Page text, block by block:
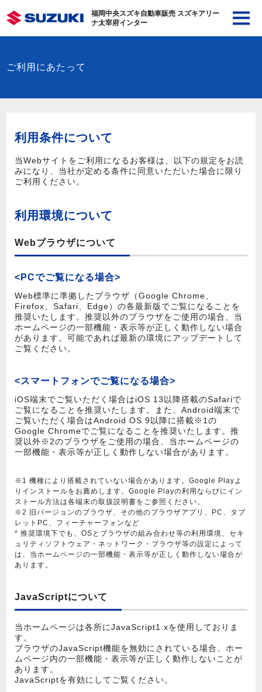
福岡中央スズキ自動車販売 スズキアリー
ナ太宰府インター
ご利用にあたって
利用条件について
当Webサイトをご利用になるお客様は、以下の規定をお読
みになり、当社が定める条件に同意いただいた場合に限り
ご利用ください。
利用環境について
Webブラウザについて
<PCでご覧になる場合>
Web標準に準拠したブラウザ（Google Chrome、
Firefox、Safari、Edge）の各最新版でご覧になることを
推奨いたします。推奨以外のブラウザをご使用の場合、当
ホームページの一部機能・表示等が正しく動作しない場合
があります。可能であれば最新の環境にアップデートして
ご覧ください。
<スマートフォンでご覧になる場合>
iOS端末でご覧いただく場合はiOS 13以降搭載のSafariで
ご覧になることを推奨いたします。また、Android端末で
ご覧いただく場合はAndroid OS 9以降に搭載※1の
Google Chromeでご覧になることを推奨いたします。推
奨以外※2のブラウザをご使用の場合、当ホームページの
一部機能・表示等が正しく動作しない場合があります。
※1 機種により搭載されていない場合があります。Google Playよ
りインストールをお薦めします。Google Playの利用ならびにイン
ストール方法は各端末の取扱説明書をご参照ください。
※2 旧バージョンのブラウザ、その他のブラウザアプリ、PC、タブ
レットPC、フィーチャーフォンなど
* 推奨環境下でも、OSとブラウザの組み合わせ等の利用環境、セキ
ュリティソフトウェア・ネットワーク・ブラウザ等の設定によって
は、当ホームページの一部機能・表示等が正しく動作しない場合が
あります。
JavaScriptについて
当ホームページは各所にJavaScript1.xを使用しておりま
す。
ブラウザのJavaScript機能を無効にされている場合、ホー
ムページ内の一部機能・表示等が正しく動作しないことが
あります。
JavaScriptを有効にしてご覧ください。